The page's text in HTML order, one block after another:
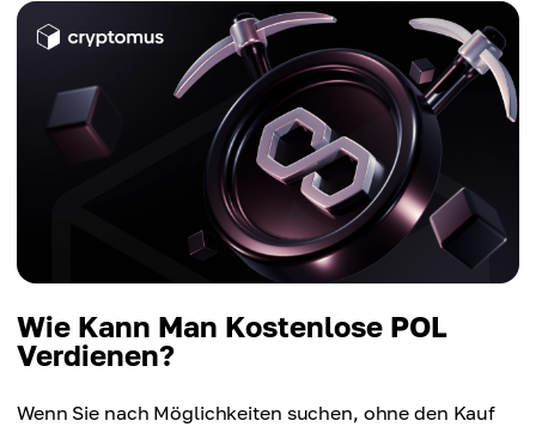
Wie Kann Man Kostenlose POL
Verdienen?
Wenn Sie nach Möglichkeiten suchen, ohne den Kauf